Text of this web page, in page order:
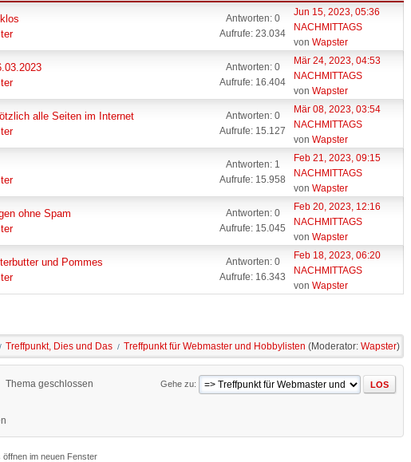
Antworten: 0
Aufrufe: 23.034
Jun 15, 2023, 05:36
NACHMITTAGS
vonWapster
Antworten: 0
Aufrufe: 16.404
Mär 24, 2023, 04:53
NACHMITTAGS
vonWapster
alle Seiten im Internet
Antworten: 0
Aufrufe: 15.127
Mär 08, 2023, 03:54
NACHMITTAGS
vonWapster
Antworten: 1
Aufrufe: 15.958
Feb 21, 2023, 09:15
NACHMITTAGS
vonWapster
ohne Spam
Antworten: 0
Aufrufe: 15.045
Feb 20, 2023, 12:16
NACHMITTAGS
vonWapster
und Pommes
Antworten: 0
Aufrufe: 16.343
Feb 18, 2023, 06:20
NACHMITTAGS
vonWapster
/ Treffpunkt, Dies und Das / Treffpunkt für Webmaster und Hobbylisten (Moderator: Wapster)
Gehe zu
Thema geschlossen
öffnen im neuen Fenster